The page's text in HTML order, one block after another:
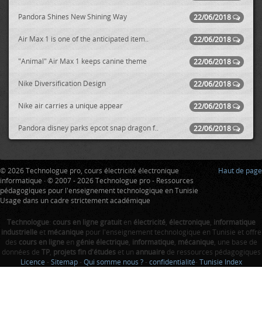
22/06/2018
Pandora Shines New Shining Way
22/06/2018
Air Max 1 is one of the anticipated item..
22/06/2018
"Animal" Air Max 1 keeps canine theme
22/06/2018
Nike Diversification Design
22/06/2018
Nike air carries a unique appear
22/06/2018
Pandora disney parks epcot snap dragon f..
Haut de page
© 2026 Technologue pro, cours électricité électronique
informatique · © 2007 - 2026 Technologue pro - Ressources
pédagogiques pour l'enseignement technologique en Tunisie
Usage dans un cadre strictement académique
Technologue: cours en ligne gratuiten électricité, électronique, informatique
industrielleet mécaniquepour l'enseignement technologique en Tunisie et offre
des cours en ligneen génie électrique, informatique, mécanique, une base de
données de TP, projets fin d'étudeset un annuairede ressources pédagogiques
Licence - Sitemap - Qui somme nous ? - confidentialité- Tunisie Index